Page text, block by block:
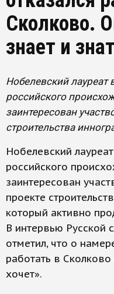
Сколково.
знает и
Нобелевский лауреат
российского
заинтересован
строительства
Нобелевский
российского
заинтересован
проекте
который активно
В интервью Русской
отметил, что о
работать в Сколково
хочет».